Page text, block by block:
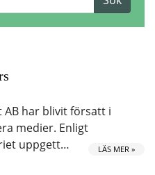
AB har blivit försatt i
medier. Enligt
uppgett…
LÄS MER »